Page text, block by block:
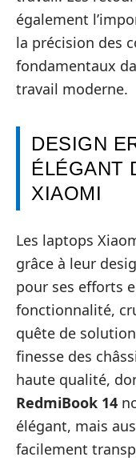
également
la précision des
fondamentaux
travail moderne.
DESIGN
ÉLÉGANT
XIAOMI
Les laptops
grâce à leur
pour ses efforts
fonctionnalité,
quête de
finesse des
haute qualité,
RedmiBook 14
élégant, mais
facilement